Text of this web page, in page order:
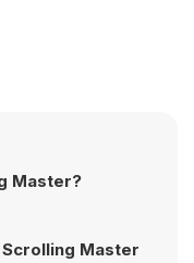
Master?
Master